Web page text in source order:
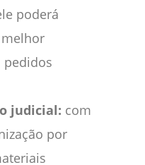
poderá
pedidos
judicial: com
por